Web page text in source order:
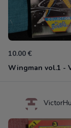
10.00 €
Wingman vol.1 -